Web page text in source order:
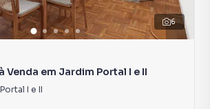
6
Venda em Jardim Portal I e II
I e II